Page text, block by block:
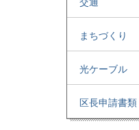
まちづくり
光ケーブル
区長申請書類